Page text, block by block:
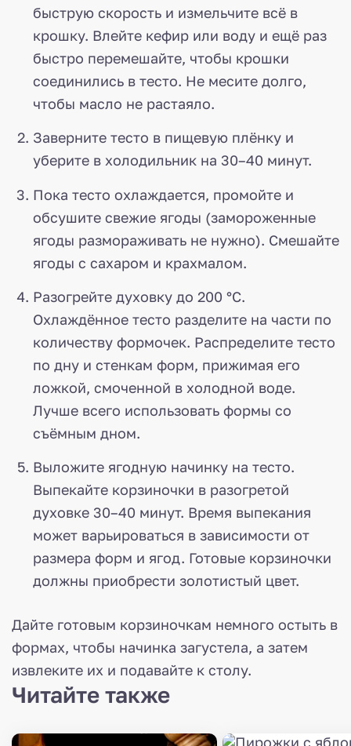
быструю скорость и измельчите всё в
крошку. Влейте кефир или воду и ещё раз
быстро перемешайте, чтобы крошки
соединились в тесто. Не месите долго,
чтобы масло не растаяло.
Заверните тесто в пищевую плёнку и
уберите в холодильник на 30–40 минут.
Пока тесто охлаждается, промойте и
обсушите свежие ягоды (замороженные
ягоды размораживать не нужно). Смешайте
ягоды с сахаром и крахмалом.
Разогрейте духовку до 200 °C.
Охлаждённое тесто разделите на части по
количеству формочек. Распределите тесто
по дну и стенкам форм, прижимая его
ложкой, смоченной в холодной воде.
Лучше всего использовать формы со
съёмным дном.
Выложите ягодную начинку на тесто.
Выпекайте корзиночки в разогретой
духовке 30–40 минут. Время выпекания
может варьироваться в зависимости от
размера форм и ягод. Готовые корзиночки
должны приобрести золотистый цвет.
Дайте готовым корзиночкам немного остыть в
формах, чтобы начинка загустела, а затем
извлеките их и подавайте к столу.
Читайте также